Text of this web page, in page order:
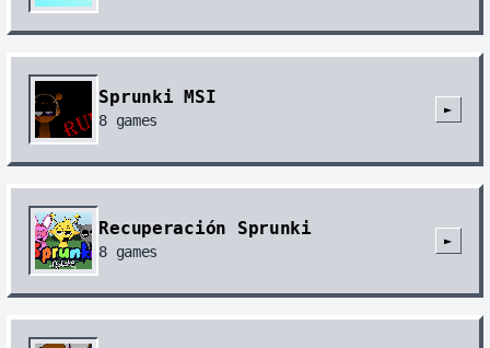
Sprunki MSI
8 games
►
Recuperación Sprunki
8 games
►